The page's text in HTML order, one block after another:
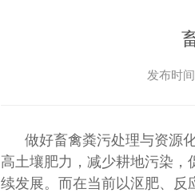
发布时
做好畜禽粪污处理与资源
高土壤肥力，减少耕地污染，
续发展。而在当前以沤肥、反